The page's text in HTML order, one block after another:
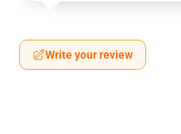
Write your review